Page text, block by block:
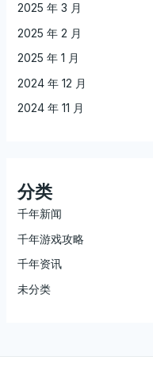
2025 年 3 月
2025 年 2 月
2025 年 1 月
2024 年 12 月
2024 年 11 月
分类
千年新闻
千年游戏攻略
千年资讯
未分类